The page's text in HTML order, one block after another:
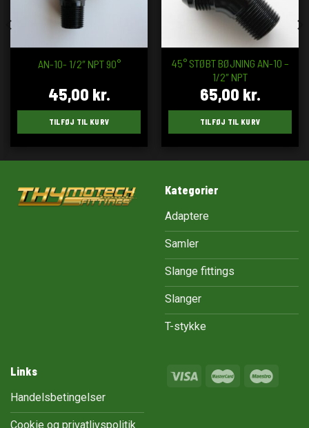
AN-10- 1/2″ NPT 90°
45,00 kr.
TILFØJ TIL KURV
45° STØBT BØJNING AN-10 –
1/2″ NPT
65,00 kr.
TILFØJ TIL KURV
Kategorier
Adaptere
Samler
Slange fittings
Slanger
T-stykke
Links
Handelsbetingelser
Cookie og privatlivspolitik